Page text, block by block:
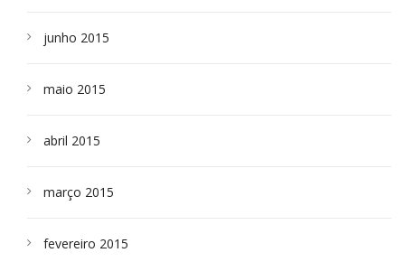
junho 2015
maio 2015
abril 2015
março 2015
fevereiro 2015